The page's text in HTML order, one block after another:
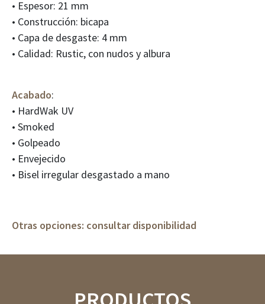
• Espesor: 21 mm
• Construcción: bicapa
• Capa de desgaste: 4 mm
• Calidad: Rustic, con nudos y albura
Acabado:
• HardWak UV
• Smoked
• Golpeado
• Envejecido
• Bisel irregular desgastado a mano
Otras opciones: consultar disponibilidad